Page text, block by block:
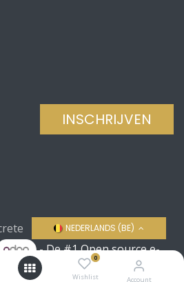
0
Wishlist Account
INSCHRIJVEN
NEDERLANDS (BE)
- De #1Open source e-
commerce